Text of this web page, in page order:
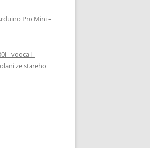
Pro Mini –
- voocall -
ze stareho